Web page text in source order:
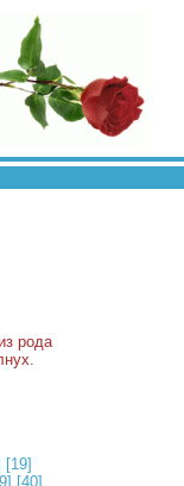
рода
[19]
[40]